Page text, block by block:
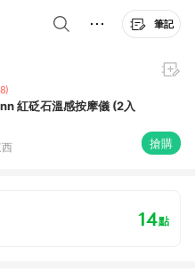
筆記
紅砭石溫感按摩儀 (2入
搶購
14點